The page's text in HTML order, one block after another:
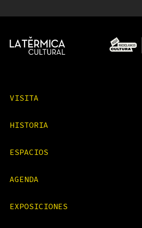
VISITA
HISTORIA
ESPACIOS
AGENDA
EXPOSICIONES